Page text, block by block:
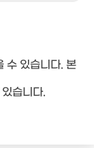
수 있습니다. 본
습니다.